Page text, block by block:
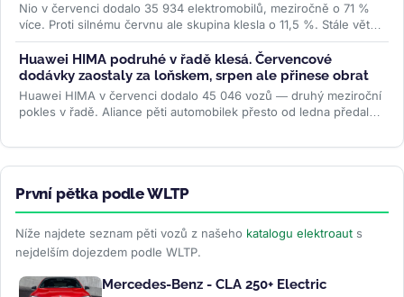
Nio v červenci dodalo 35 934 elektromobilů, meziročně o 71 %
více. Proti silnému červnu ale skupina klesla o 11,5 %. Stále větší
podíl...>>
Huawei HIMA podruhé v řadě klesá. Červencové
dodávky zaostaly za loňskem, srpen ale přinese obrat
Huawei HIMA v červenci dodalo 45 046 vozů — druhý meziroční
pokles v řadě. Aliance pěti automobilek přesto od ledna předala
První pětka podle WLTP
Níže najdete seznam pěti vozů z našeho katalogu elektroaut s
nejdelším dojezdem podle WLTP.
Mercedes-Benz - CLA 250+ Electric